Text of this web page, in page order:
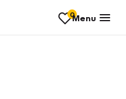
0Menu